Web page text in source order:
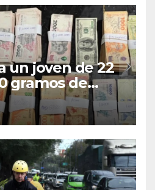
un joven de 22
gramos de